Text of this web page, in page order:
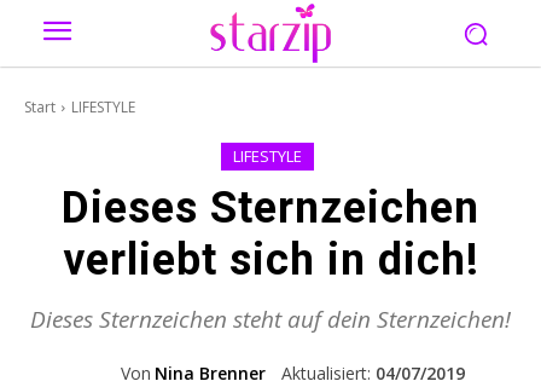
Start LIFESTYLE
LIFESTYLE
Dieses Sternzeichen
verliebt sich in dich!
Dieses Sternzeichen steht auf dein Sternzeichen!
Von Nina Brenner Aktualisiert: 04/07/2019